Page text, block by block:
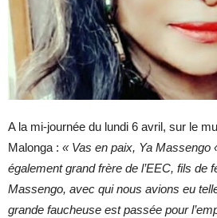
A la mi-journée du lundi 6 avril, sur le
Malonga : « Vas en paix, Ya Massengo
également grand frère de l’EEC, fils de
Massengo, avec qui nous avions eu
grande faucheuse est passée pour